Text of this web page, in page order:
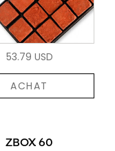
53.79 USD
ACHAT
ZBOX 60